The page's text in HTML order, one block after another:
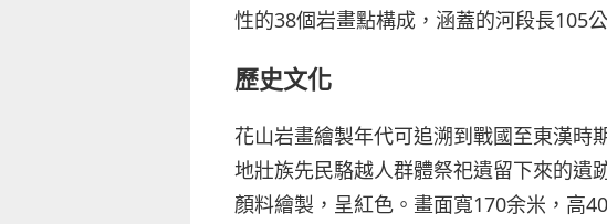
性的38個岩畫點構成，涵蓋的河段長105
歷史文化
花山岩畫繪製年代可追溯到戰國至東漢時
地壯族先民駱越人群體祭祀遺留下來的遺
顏料繪製，呈紅色。畫面寬170余米，高